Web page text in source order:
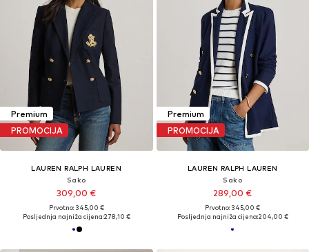
Premium
PROMOCIJA
LAUREN RALPH LAUREN
Sako
309,00 €
Prvotno: 345,00 €
Posljednja najniža cijena:278,10 €
Premium
PROMOCIJA
LAUREN RALPH LAUREN
Sako
289,00 €
Prvotno: 345,00 €
Posljednja najniža cijena:204,00 €